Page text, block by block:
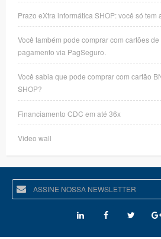
Prazo eXtra informática SHOP: você só tem
Você também pode comprar com cartões
pagamento via PagSeguro.
Você sabia que pode comprar com cartão
SHOP?
Financiamento CDC em até 36x
Video wall